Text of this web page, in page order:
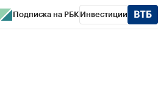
Подписка на РБК Инвестиции